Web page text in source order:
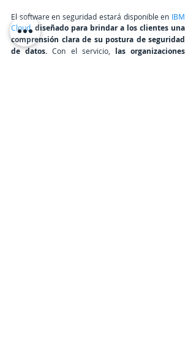
El software en seguridad estará disponible en IBM
Cloud, diseñado para brindar a los clientes una
comprensión clara de su postura de seguridad
de datos. Con el servicio, las organizaciones